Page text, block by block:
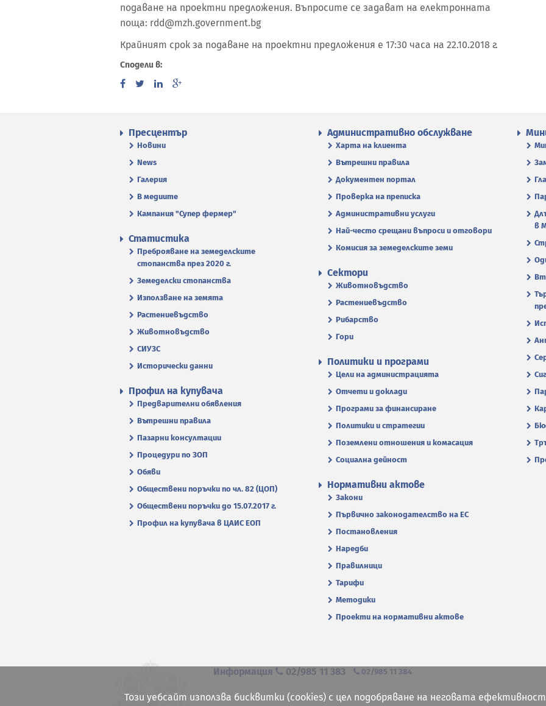
подаване на проектни предложения. Въпросите се задават на електронната
поща: rdd@mzh.government.bg
Крайният срок за подаване на проектни предложения е 17:30 часа на 22.10.2018 г.
Сподели в:
Пресцентър
Новини
News
Галерия
В медиите
Кампания "Супер фермер"
Административно обслужване
Харта на клиента
Вътрешни правила
Документен портал
Проверка на преписка
Административни услуги
Най-често срещани въпроси и отговори
Комисия за земеделските земи
в
Статистика
Преброяване на земеделските
стопанства през 2020 г.
Земеделски стопанства
Използване на земята
Растениевъдство
Животновъдство
СИУЗС
Исторически данни
Сектори
Животновъдство
Растениевъдство
Рибарство
Гори
Политики и програми
Цели на администрацията
Отчети и доклади
Програми за финансиране
Политики и стратегии
Поземлени отношения и комасация
Социална дейност
Профил на купувача
Предварителни обявления
Вътрешни правила
Пазарни консултации
Процедури по ЗОП
Обяви
Обществени поръчки по чл. 82 (ЦОП)
Обществени поръчки до 15.07.2017 г.
Профил на купувача в ЦАИС ЕОП
Нормативни актове
Закони
Първично законодателство на ЕС
Постановления
Наредби
Правилници
Тарифи
Методики
Проекти на нормативни актове
Информация 02/985 11 383 02/985 11 384
Този уебсайт използва бисквитки (cookies) с цел подобряване на неговата